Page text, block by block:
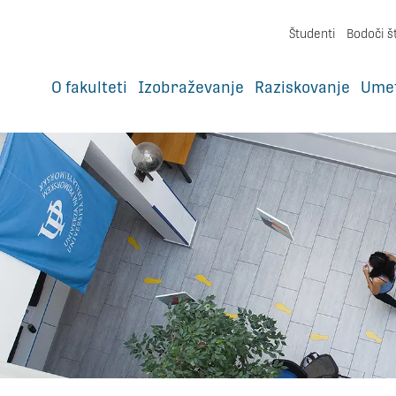
Študenti Bodoči
O fakulteti Izobraževanje Raziskovanje